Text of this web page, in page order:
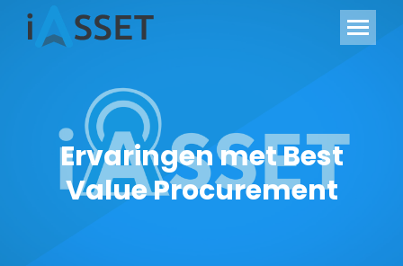
Ervaringen met Best
Value Procurement